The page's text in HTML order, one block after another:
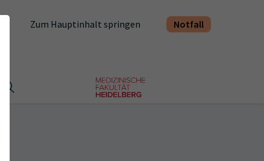
Zum Hauptinhalt springen Notfall